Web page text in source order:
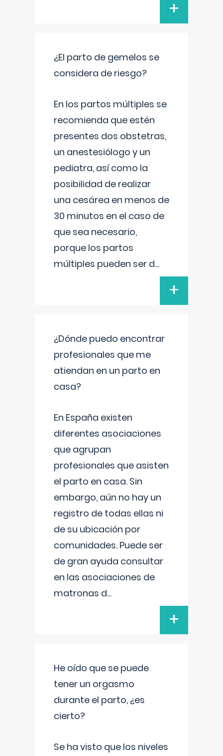
+
¿El parto de gemelos se
considera de riesgo?
En los partos múltiples se
recomienda que estén
presentes dos obstetras,
un anestesiólogo y un
pediatra, así como la
posibilidad de realizar
una cesárea en menos de
30 minutos en el caso de
que sea necesario,
porque los partos
múltiples pueden ser d...
+
¿Dónde puedo encontrar
profesionales que me
atiendan en un parto en
casa?
En España existen
diferentes asociaciones
que agrupan
profesionales que asisten
el parto en casa. Sin
embargo, aún no hay un
registro de todas ellas ni
de su ubicación por
comunidades. Puede ser
de gran ayuda consultar
en las asociaciones de
matronas d...
+
He oído que se puede
tener un orgasmo
durante el parto, ¿es
cierto?
Se ha visto que los niveles